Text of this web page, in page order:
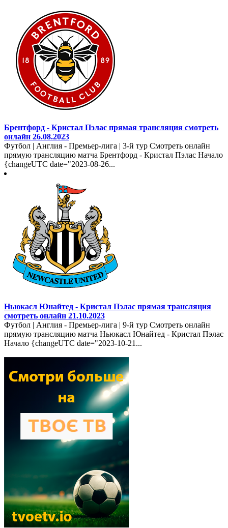
Брентфорд - Кристал Пэлас прямая трансляция смотреть
онлайн 26.08.2023
Футбол | Англия - Премьер-лига | 3-й тур Смотреть онлайн
прямую трансляцию матча Брентфорд - Кристал Пэлас Начало
{changeUTC date="2023-08-26...
Ньюкасл Юнайтед - Кристал Пэлас прямая трансляция
смотреть онлайн 21.10.2023
Футбол | Англия - Премьер-лига | 9-й тур Смотреть онлайн
прямую трансляцию матча Ньюкасл Юнайтед - Кристал Пэлас
Начало {changeUTC date="2023-10-21...